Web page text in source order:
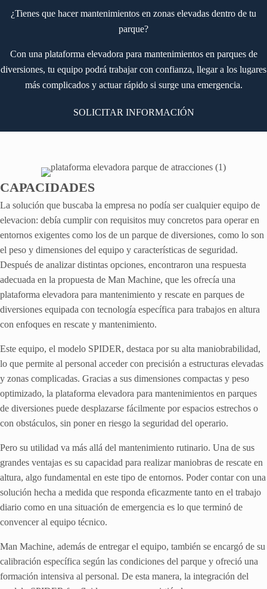
¿Tienes que hacer mantenimientos en zonas elevadas dentro de tu
parque?
Con una plataforma elevadora para mantenimientos en parques de
diversiones, tu equipo podrá trabajar con confianza, llegar a los lugares
más complicados y actuar rápido si surge una emergencia.
SOLICITAR INFORMACIÓN
CAPACIDADES
La solución que buscaba la empresa no podía ser cualquier equipo de
elevacion: debía cumplir con requisitos muy concretos para operar en
entornos exigentes como los de un parque de diversiones, como lo son
el peso y dimensiones del equipo y características de seguridad.
Después de analizar distintas opciones, encontraron una respuesta
adecuada en la propuesta de Man Machine, que les ofrecía una
plataforma elevadora para mantenimiento y rescate en parques de
diversiones equipada con tecnología específica para trabajos en altura
con enfoques en rescate y mantenimiento.
Este equipo, el modelo SPIDER, destaca por su alta maniobrabilidad,
lo que permite al personal acceder con precisión a estructuras elevadas
y zonas complicadas. Gracias a sus dimensiones compactas y peso
optimizado, la plataforma elevadora para mantenimientos en parques
de diversiones puede desplazarse fácilmente por espacios estrechos o
con obstáculos, sin poner en riesgo la seguridad del operario.
Pero su utilidad va más allá del mantenimiento rutinario. Una de sus
grandes ventajas es su capacidad para realizar maniobras de rescate en
altura, algo fundamental en este tipo de entornos. Poder contar con una
solución hecha a medida que responda eficazmente tanto en el trabajo
diario como en una situación de emergencia es lo que terminó de
convencer al equipo técnico.
Man Machine, además de entregar el equipo, también se encargó de su
calibración específica según las condiciones del parque y ofreció una
formación intensiva al personal. De esta manera, la integración del